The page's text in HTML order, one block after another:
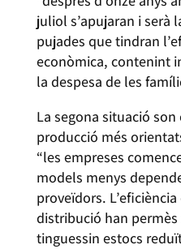
juliol s’apujaran i serà
pujades que tindran
econòmica, contenint
la despesa de les
La segona situació
producció més
“les empreses
models menys
proveïdors.
distribució han
tinguessin estocs